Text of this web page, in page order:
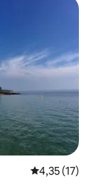
Évaluation
4,35 (17)